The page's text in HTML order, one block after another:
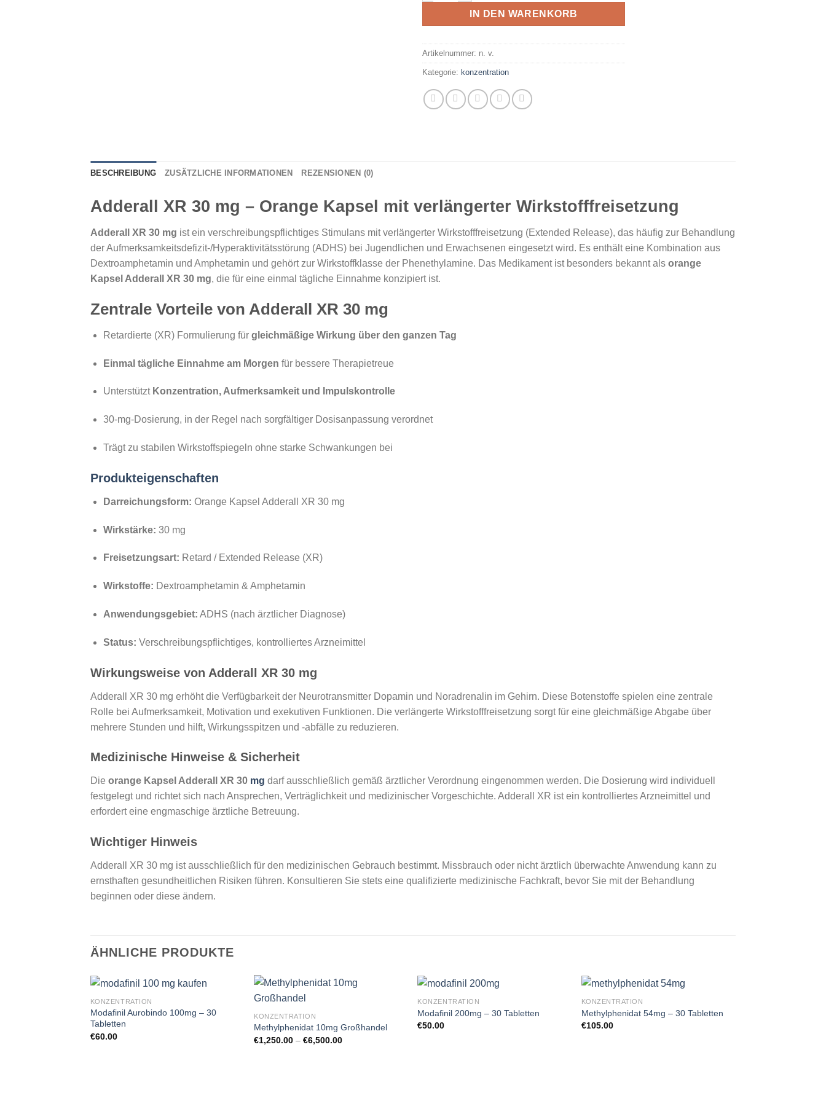
IN DEN WARENKORB
Artikelnummer: n. v.
Kategorie: konzentration
BESCHREIBUNG ZUSÄTZLICHE INFORMATIONEN REZENSIONEN (0)
Adderall XR 30 mg – Orange Kapsel mit verlängerter Wirkstofffreisetzung
Adderall XR 30 mg ist ein verschreibungspflichtiges Stimulans mit verlängerter Wirkstofffreisetzung (Extended Release), das häufig zur Behandlung
der Aufmerksamkeitsdefizit-/Hyperaktivitätsstörung (ADHS) bei Jugendlichen und Erwachsenen eingesetzt wird. Es enthält eine Kombination aus
Dextroamphetamin und Amphetamin und gehört zur Wirkstoffklasse der Phenethylamine. Das Medikament ist besonders bekannt als orange
Kapsel Adderall XR 30 mg, die für eine einmal tägliche Einnahme konzipiert ist.
Zentrale Vorteile von Adderall XR 30 mg
Retardierte (XR) Formulierung für gleichmäßige Wirkung über den ganzen Tag
Einmal tägliche Einnahme am Morgen für bessere Therapietreue
Unterstützt Konzentration, Aufmerksamkeit und Impulskontrolle
30-mg-Dosierung, in der Regel nach sorgfältiger Dosisanpassung verordnet
Trägt zu stabilen Wirkstoffspiegeln ohne starke Schwankungen bei
Produkteigenschaften
Darreichungsform: Orange Kapsel Adderall XR 30 mg
Wirkstärke: 30 mg
Freisetzungsart: Retard / Extended Release (XR)
Wirkstoffe: Dextroamphetamin & Amphetamin
Anwendungsgebiet: ADHS (nach ärztlicher Diagnose)
Status: Verschreibungspflichtiges, kontrolliertes Arzneimittel
Wirkungsweise von Adderall XR 30 mg
Adderall XR 30 mg erhöht die Verfügbarkeit der Neurotransmitter Dopamin und Noradrenalin im Gehirn. Diese Botenstoffe spielen eine zentrale
Rolle bei Aufmerksamkeit, Motivation und exekutiven Funktionen. Die verlängerte Wirkstofffreisetzung sorgt für eine gleichmäßige Abgabe über
mehrere Stunden und hilft, Wirkungsspitzen und -abfälle zu reduzieren.
Medizinische Hinweise & Sicherheit
Die orange Kapsel Adderall XR 30 mg darf ausschließlich gemäß ärztlicher Verordnung eingenommen werden. Die Dosierung wird individuell
festgelegt und richtet sich nach Ansprechen, Verträglichkeit und medizinischer Vorgeschichte. Adderall XR ist ein kontrolliertes Arzneimittel und
erfordert eine engmaschige ärztliche Betreuung.
Wichtiger Hinweis
Adderall XR 30 mg ist ausschließlich für den medizinischen Gebrauch bestimmt. Missbrauch oder nicht ärztlich überwachte Anwendung kann zu
ernsthaften gesundheitlichen Risiken führen. Konsultieren Sie stets eine qualifizierte medizinische Fachkraft, bevor Sie mit der Behandlung
beginnen oder diese ändern.
ÄHNLICHE PRODUKTE
KONZENTRATION
Modafinil Aurobindo 100mg – 30
Tabletten
€60.00
KONZENTRATION
Methylphenidat 10mg Großhandel
€1,250.00 –€6,500.00Preisspanne:
KONZENTRATION
Modafinil 200mg – 30 Tabletten
€50.00
KONZENTRATION
Methylphenidat 54mg – 30 Tabletten
€105.00